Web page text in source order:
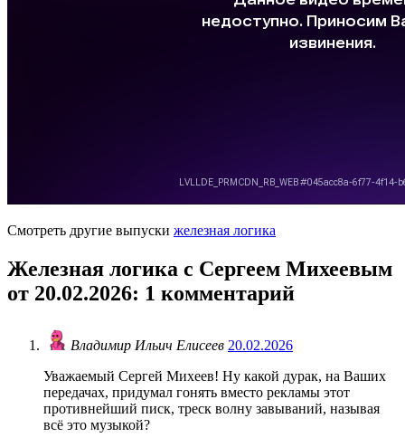
Смотреть другие выпуски железная логика
Железная логика с Сергеем Михеевым
от 20.02.2026: 1 комментарий
Владимир Ильич Елисеев 20.02.2026
Уважаемый Сергей Михеев! Ну какой дурак, на Ваших
передачах, придумал гонять вместо рекламы этот
противнейший писк, треск волну завываний, называя
всё это музыкой?